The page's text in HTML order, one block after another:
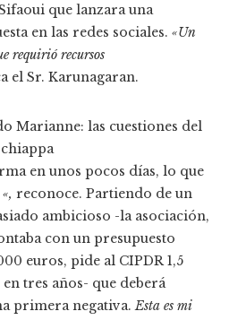
que lanzara una
en las redes sociales. «Un
requirió recursos
el Sr. Karunagaran.
Marianne: las cuestiones del
en unos pocos días, lo que
reconoce. Partiendo de un
ambicioso -la asociación,
con un presupuesto
euros, pide al CIPDR 1,5
tres años- que deberá
primera negativa.Esta es mi